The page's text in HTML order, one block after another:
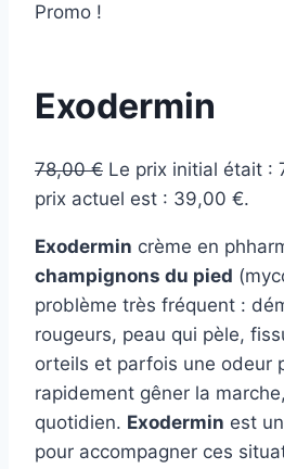
Promo !
Exodermin
78,00€ Le prix initial était :
prix actuel est : 39,00 €.
Exodermin crème en
champignons du pied
problème très fréquent :
rougeurs, peau qui pèle,
orteils et parfois une odeur
rapidement gêner la
quotidien. Exodermin est
pour accompagner ces